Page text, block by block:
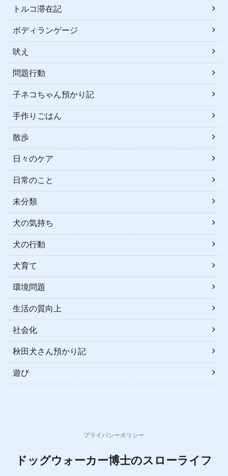
トルコ滞在記
ボディランゲージ
吠え
問題行動
子ネコちゃん預かり記
手作りごはん
散歩
日々のケア
日常のこと
未分類
犬の気持ち
犬の行動
犬育て
環境問題
生活の質向上
社会化
秋田犬さん預かり記
遊び
プライバシーポリシー
ドッグウォーカー博士のスローライフ